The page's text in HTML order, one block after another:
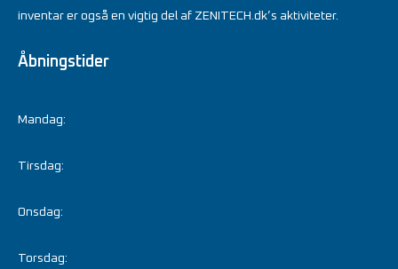
inventar er også en vigtig del af ZENITECH.dk’s aktiviteter.
Åbningstider
Mandag:
Tirsdag:
Onsdag:
Torsdag: